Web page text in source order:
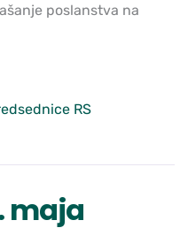
poslanstva na
RS
maja